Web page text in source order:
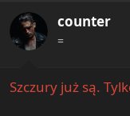
o
n
s
counter
=
Szczury już są.